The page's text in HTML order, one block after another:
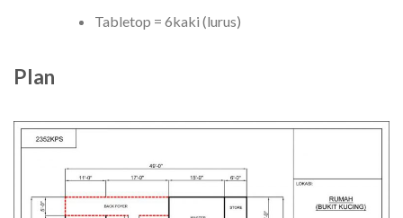
Tabletop = 6kaki (lurus)
Plan